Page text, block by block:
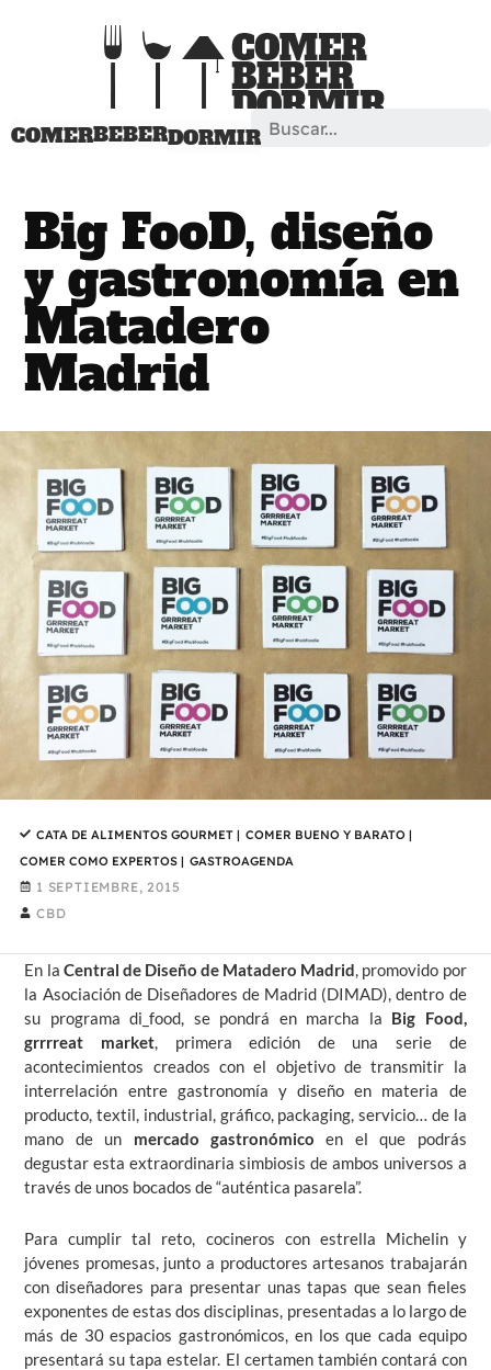
COMERBEBERDORMIR
Search
Big FooD, diseño
y gastronomía en
Matadero
Madrid
CATA DE ALIMENTOS GOURMET| COMER BUENO Y BARATO|
COMER COMO EXPERTOS| GASTROAGENDA
1 SEPTIEMBRE, 2015
CBD
En la Central de Diseño de Matadero Madrid , promovido por
la Asociación de Diseñadores de Madrid (DIMAD), dentro de
su programa di_food, se pondrá en marcha la Big Food,
grrrreat market , primera edición de una serie de
acontecimientos creados con el objetivo de transmitir la
interrelación entre gastronomía y diseño en materia de
producto, textil, industrial, gráfico, packaging, servicio… de la
mano de un mercado gastronómico en el que podrás
degustar esta extraordinaria simbiosis de ambos universos a
través de unos bocados de “auténtica pasarela”.
Para cumplir tal reto, cocineros con estrella Michelin y
jóvenes promesas, junto a productores artesanos trabajarán
con diseñadores para presentar unas tapas que sean fieles
exponentes de estas dos disciplinas, presentadas a lo largo de
más de 30 espacios gastronómicos, en los que cada equipo
presentará su tapa estelar. El certamen también contará con